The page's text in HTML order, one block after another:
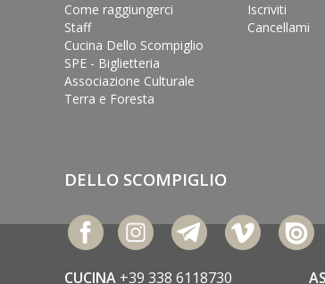
Come raggiungerci
Staff
Cucina Dello Scompiglio
SPE - Biglietteria
Associazione Culturale
Terra e Foresta
Iscriviti
Cancellami
DELLO SCOMPIGLIO
CUCINA +39 338 6118730